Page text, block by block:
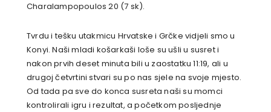
Charalampopoulos 20 (7 sk).
Tvrdu i tešku utakmicu Hrvatske i Grčke vidjeli smo u
Konyi. Naši mladi košarkaši loše su ušli u susret i
nakon prvih deset minuta bili u zaostatku 11:19, ali u
drugoj četvrtini stvari su po nas sjele na svoje mjesto.
Od tada pa sve do konca susreta naši su momci
kontrolirali igru i rezultat, a početkom posljednje